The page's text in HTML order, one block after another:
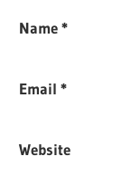
Name*
Email*
Website